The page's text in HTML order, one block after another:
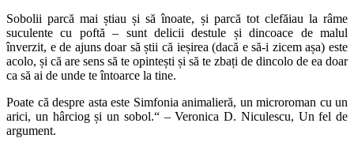
Sobolii parcă mai știau și să înoate, și parcă tot clefăiau la râme
suculente cu poftă – sunt delicii destule și dincoace de malul
înverzit, e de ajuns doar să știi că ieșirea (dacă e să-i zicem așa) este
acolo, și că are sens să te opintești și să te zbați de dincolo de ea doar
ca să ai de unde te întoarce la tine.
Poate că despre asta este Simfonia animalieră, un microroman cu un
arici, un hârciog și un sobol.“ – Veronica D. Niculescu, Un fel de
argument.